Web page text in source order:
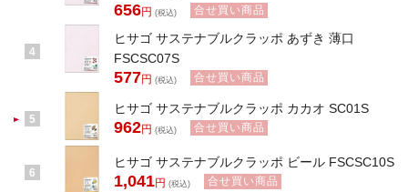
656円 (税込) 合せ買い商品
4
ヒサゴ サステナブルクラッポ あずき 薄口
FSCSC07S
577円 (税込) 合せ買い商品
5
ヒサゴ サステナブルクラッポ カカオ SC01S
962円 (税込) 合せ買い商品
6
ヒサゴ サステナブルクラッポ ビール FSCSC10S
1,041円 (税込) 合せ買い商品